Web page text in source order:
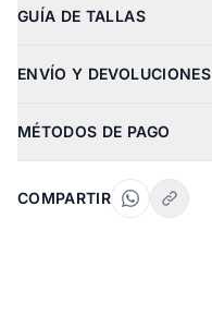
GUÍA DE TALLAS
ENVÍO Y DEVOLUCIONES
MÉTODOS DE PAGO
COMPARTIR